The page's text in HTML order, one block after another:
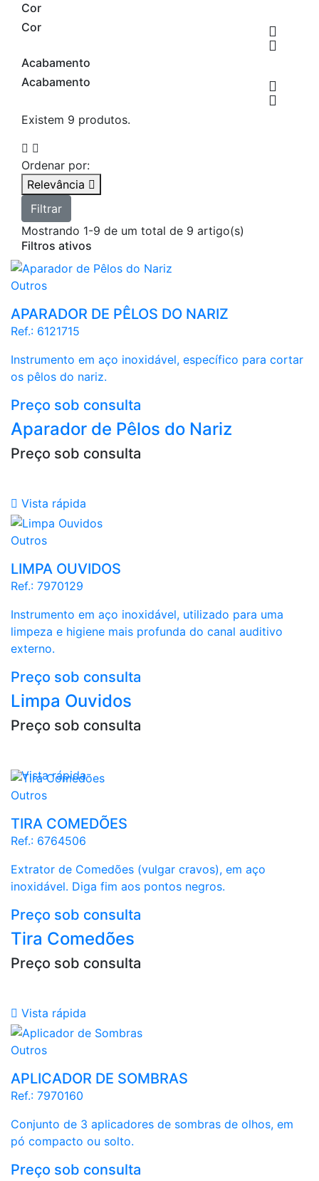
Cor
Cor


Acabamento
Acabamento


Existem 9 produtos.
 
Ordenar por:
Relevância 
Filtrar
Mostrando 1-9 de um total de 9 artigo(s)
Filtros ativos
Outros
APARADOR DE PÊLOS DO NARIZ
Ref.: 6121715
Instrumento em aço inoxidável, específico para cortar
os pêlos do nariz.
Preço sob consulta
Aparador de Pêlos do Nariz
Preço sob consulta
 Vista rápida
Outros
LIMPA OUVIDOS
Ref.: 7970129
Instrumento em aço inoxidável, utilizado para uma
limpeza e higiene mais profunda do canal auditivo
externo.
Preço sob consulta
Limpa Ouvidos
Preço sob consulta
Vista rápida
Outros
TIRA COMEDÕES
Ref.: 6764506
Extrator de Comedões (vulgar cravos), em aço
inoxidável. Diga fim aos pontos negros.
Preço sob consulta
Tira Comedões
Preço sob consulta
 Vista rápida
Outros
APLICADOR DE SOMBRAS
Ref.: 7970160
Conjunto de 3 aplicadores de sombras de olhos, em
pó compacto ou solto.
Preço sob consulta